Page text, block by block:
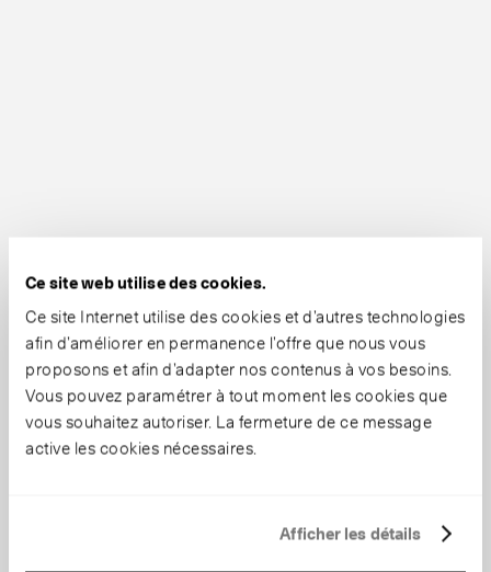
Ce site web utilise des cookies.
Ce site Internet utilise des cookies et d’autres technologies
afin d’améliorer en permanence l’offre que nous vous
proposons et afin d’adapter nos contenus à vos besoins.
Vous pouvez paramétrer à tout moment les cookies que
vous souhaitez autoriser. La fermeture de ce message
active les cookies nécessaires.
Afficher les détails